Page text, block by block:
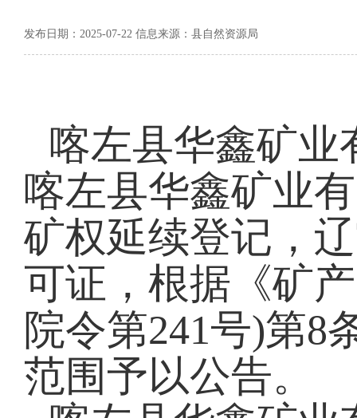
发布日期：2025-07-22 信息来源：县自然资源局
喀左县华鑫矿业
喀左县华鑫矿业
矿权延续登记，
可证，根据《矿
院令第241号)第8
范围予以公告。